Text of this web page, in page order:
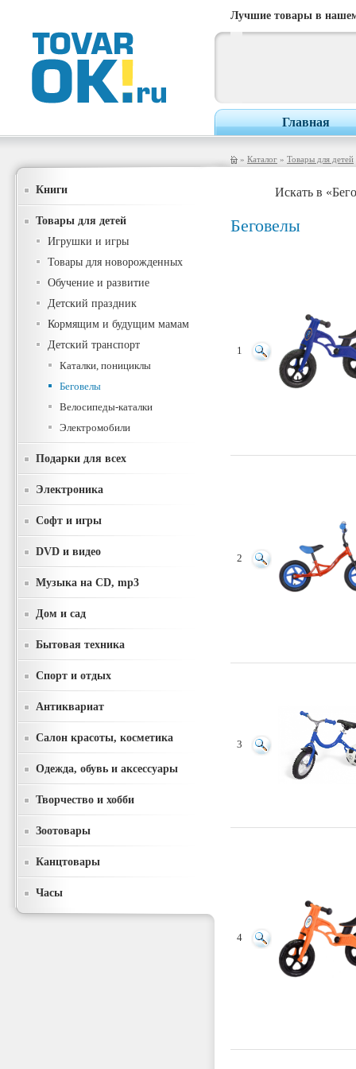
Лучшие товары в
Главная
» Каталог » Товары для детей
Книги
Товары для детей
Игрушки и игры
Товары для новорожденных
Обучение и развитие
Детский праздник
Кормящим и будущим мамам
Детский транспорт
Каталки, понициклы
Беговелы
Велосипеды-каталки
Электромобили
Подарки для всех
Электроника
Софт и игры
DVD и видео
Музыка на CD, mp3
Дом и сад
Бытовая техника
Спорт и отдых
Антиквариат
Салон красоты, косметика
Одежда, обувь и аксессуары
Творчество и хобби
Зоотовары
Канцтовары
Часы
Искать в
Беговелы
1
2
3
4